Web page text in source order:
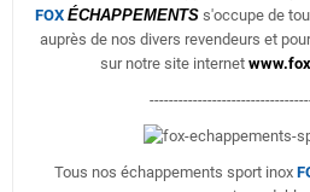
FOX ÉCHAPPEMENTSs'occupe de
auprès de nos divers revendeurs et
sur notre site internet
Tous nos échappements sport inox